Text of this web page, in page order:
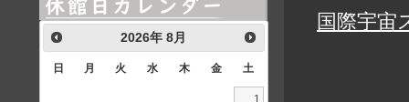
国際宇宙
2026年8月
日 月 火 水 木 金 土
1